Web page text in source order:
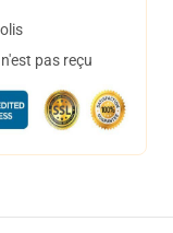
pas reçu